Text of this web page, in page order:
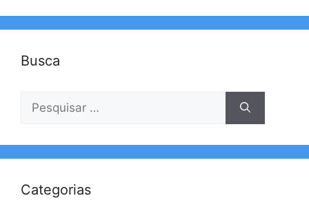
Busca
por:
Categorias